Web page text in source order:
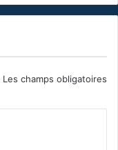
Les champs obligatoires